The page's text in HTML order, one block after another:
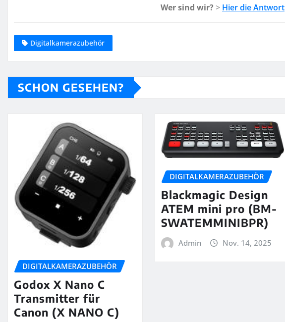
Wer sind wir? > Hier die Antwort
Digitalkamerazubehör
SCHON GESEHEN?
DIGITALKAMERAZUBEHÖR
Godox X Nano C
Transmitter für
Canon (X NANO C)
DIGITALKAMERAZUBEHÖR
Blackmagic Design
ATEM mini pro (BM-
SWATEMMINIBPR)
Admin Nov. 14, 2025